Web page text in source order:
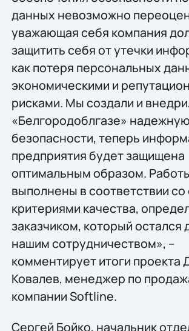
данных невозможно
уважающая себя компания
защитить себя от утечки
как потеря персональных
экономическими и
рисками. Мы создали и
«Белгородоблгазе»
безопасности, теперь
предприятия будет защищена
оптимальным образом.
выполнены в соответствии со
критериями качества,
заказчиком, который остался
нашим сотрудничеством», –
комментирует итоги проекта
Ковалев, менеджер по
компании Softline.
Сергей Бойко, начальник